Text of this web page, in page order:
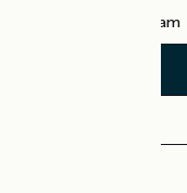
Instagram